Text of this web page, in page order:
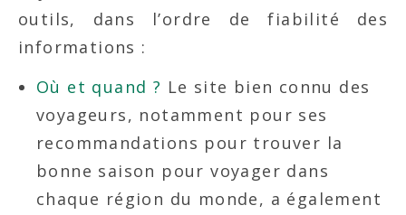
outils, dans l’ordre de fiabilité des
informations :
Où et quand ? Le site bien connu des
voyageurs, notamment pour ses
recommandations pour trouver la
bonne saison pour voyager dans
chaque région du monde, a également